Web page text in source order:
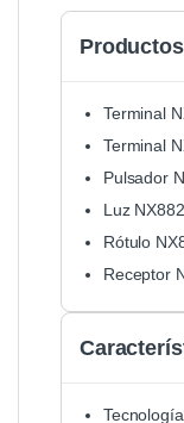
Terminal
Terminal
Pulsador
Luz
Rótulo
Receptor